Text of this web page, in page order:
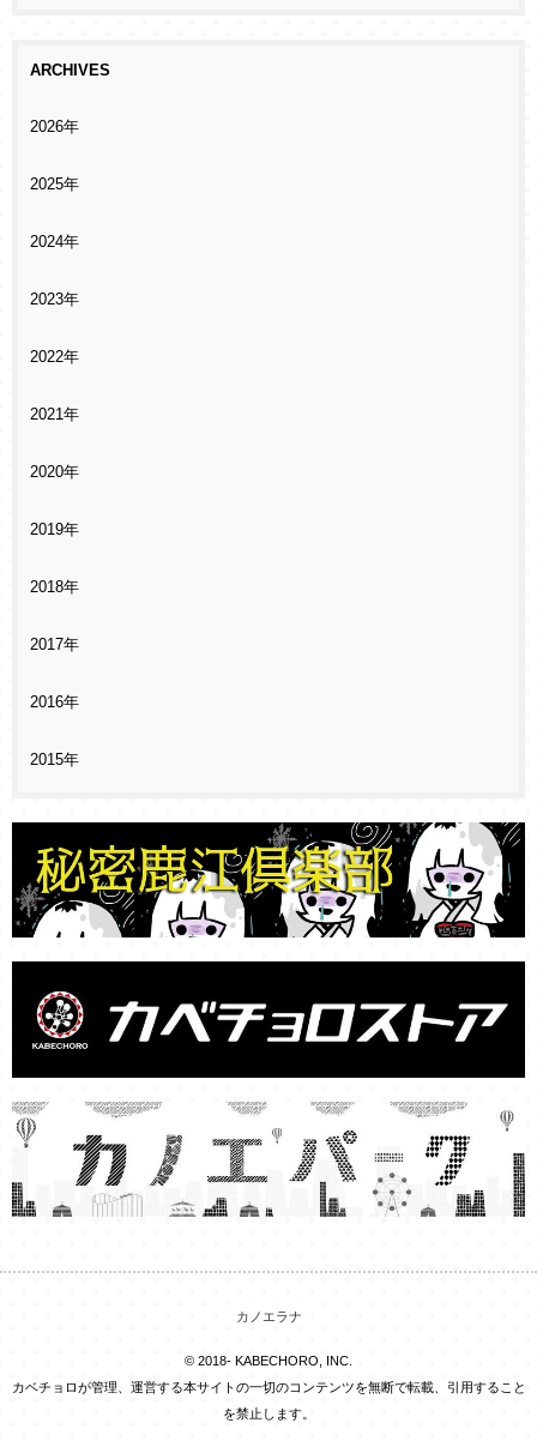
ARCHIVES
2026年
2025年
2024年
2023年
2022年
2021年
2020年
2019年
2018年
2017年
2016年
2015年
カノエラナ
© 2018- KABECHORO, INC.
カベチョロが管理、運営する本サイトの一切のコンテンツを無断で転載、引用すること
を禁止します。